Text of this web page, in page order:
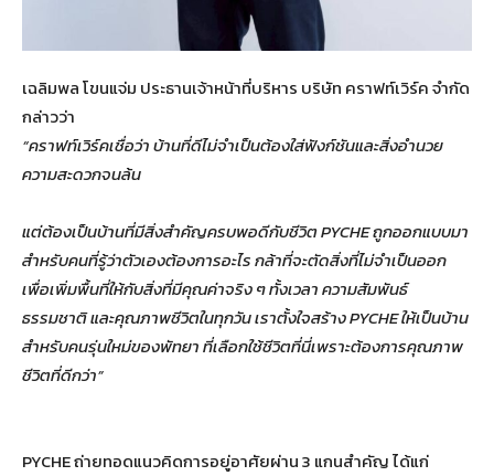
เฉลิมพล โขนแจ่ม ประธานเจ้าหน้าที่บริหาร บริษัท คราฟท์เวิร์ค จำกัด
กล่าวว่า
“คราฟท์เวิร์คเชื่อว่า บ้านที่ดีไม่จำเป็นต้องใส่ฟังก์ชันและสิ่งอำนวย
ความสะดวกจนล้น
แต่ต้องเป็นบ้านที่มีสิ่งสำคัญครบพอดีกับชีวิต PYCHE ถูกออกแบบมา
สำหรับคนที่รู้ว่าตัวเองต้องการอะไร กล้าที่จะตัดสิ่งที่ไม่จำเป็นออก
เพื่อเพิ่มพื้นที่ให้กับสิ่งที่มีคุณค่าจริง ๆ ทั้งเวลา ความสัมพันธ์
ธรรมชาติ และคุณภาพชีวิตในทุกวัน เราตั้งใจสร้าง PYCHE ให้เป็นบ้าน
สำหรับคนรุ่นใหม่ของพัทยา ที่เลือกใช้ชีวิตที่นี่เพราะต้องการคุณภาพ
ชีวิตที่ดีกว่า”
PYCHE ถ่ายทอดแนวคิดการอยู่อาศัยผ่าน 3 แกนสำคัญ ได้แก่